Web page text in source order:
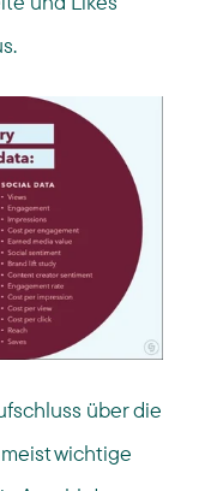
über die
wichtige